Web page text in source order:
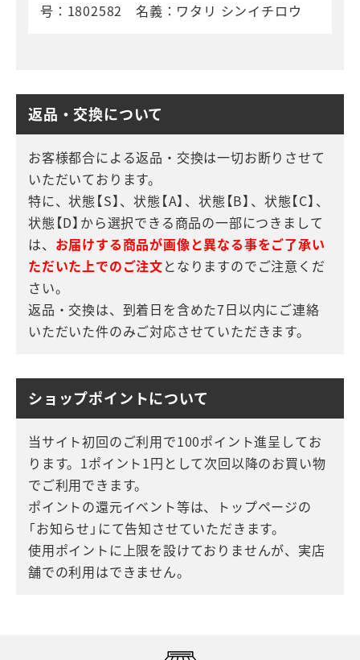
号：1802582 名義：ワタリ シンイチロウ
返品・交換について
お客様都合による返品・交換は一切お断りさせて
いただいております。
特に、状態【S】、状態【A】、状態【B】、状態【C】、
状態【D】から選択できる商品の一部につきまして
は、 お届けする商品が画像と異なる事をご了承い
ただいた上でのご注文となりますのでご注意くだ
さい。
返品・交換は、到着日を含めた7日以内にご連絡
いただいた件のみご対応させていただきます。
ショップポイントについて
当サイト初回のご利用で100ポイント進呈してお
ります。1ポイント1円として次回以降のお買い物
でご利用できます。
ポイントの還元イベント等は、トップページの
「お知らせ」にて告知させていただきます。
使用ポイントに上限を設けておりませんが、実店
舗での利用はできません。